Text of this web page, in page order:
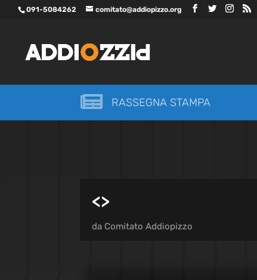
091-5084262 comitato@addiopizzo.org
 RASSEGNA STAMPA
<>
da Comitato Addiopizzo